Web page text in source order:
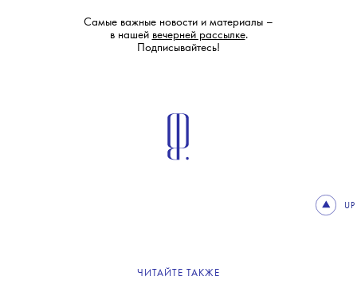
Самые важные новости и материалы –
в нашей вечерней рассылке.
Подписывайтесь!
UP
ЧИТАЙТЕ ТАКЖЕ